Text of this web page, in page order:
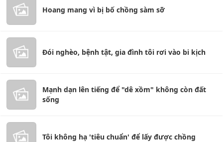
Hoang mang vì bị bố chồng sàm sỡ
Đói nghèo, bệnh tật, gia đình tôi rơi vào bi kịch
Mạnh dạn lên tiếng để "dê xồm" không còn đất
sống
Tôi không hạ 'tiêu chuẩn' để lấy được chồng